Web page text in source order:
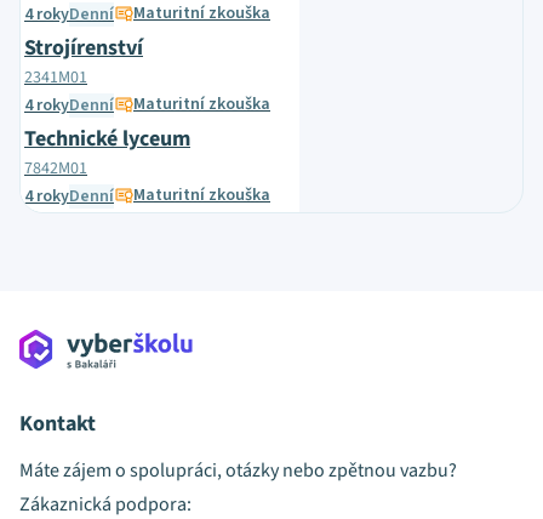
4 rokyDenní Maturitní zkouška
Strojírenství
2341M01
4 rokyDenní Maturitní zkouška
Technické lyceum
7842M01
4 rokyDenní Maturitní zkouška
Kontakt
Máte zájem o spolupráci, otázky nebo zpětnou vazbu?
Zákaznická podpora: